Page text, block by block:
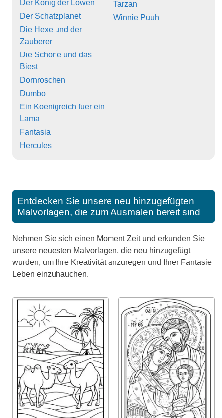
Der König der Löwen
Der Schatzplanet
Die Hexe und der
Zauberer
Die Schöne und das
Biest
Dornroschen
Dumbo
Ein Koenigreich fuer ein
Lama
Fantasia
Hercules
Tarzan
Winnie Puuh
Entdecken Sie unsere neu hinzugefügten
Malvorlagen, die zum Ausmalen bereit sind
Nehmen Sie sich einen Moment Zeit und erkunden Sie
unsere neuesten Malvorlagen, die neu hinzugefügt
wurden, um Ihre Kreativität anzuregen und Ihrer Fantasie
Leben einzuhauchen.